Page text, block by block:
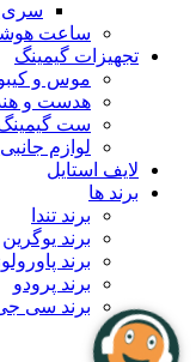
سری
ساعت
تجهیزات گیمینگ
موس و
هدست و
ست
لوازم
لایف استایل
برند ها
برند تندا
برند یوگرین
برند
برند پرودو
برند سی
بلاگ